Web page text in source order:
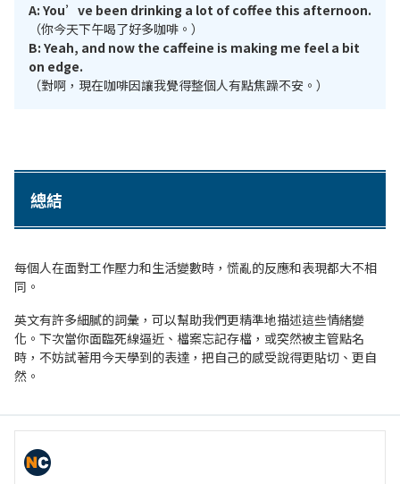
A: You’ve been drinking a lot of coffee this afternoon.
（你今天下午喝了好多咖啡。）
B: Yeah, and now the caffeine is making me feel a bit
on edge.
（對啊，現在咖啡因讓我覺得整個人有點焦躁不安。）
總結
每個人在面對工作壓力和生活變數時，慌亂的反應和表現都大不相
同。
英文有許多細膩的詞彙，可以幫助我們更精準地描述這些情緒變
化。下次當你面臨死線逼近、檔案忘記存檔，或突然被主管點名
時，不妨試著用今天學到的表達，把自己的感受說得更貼切、更自
然。